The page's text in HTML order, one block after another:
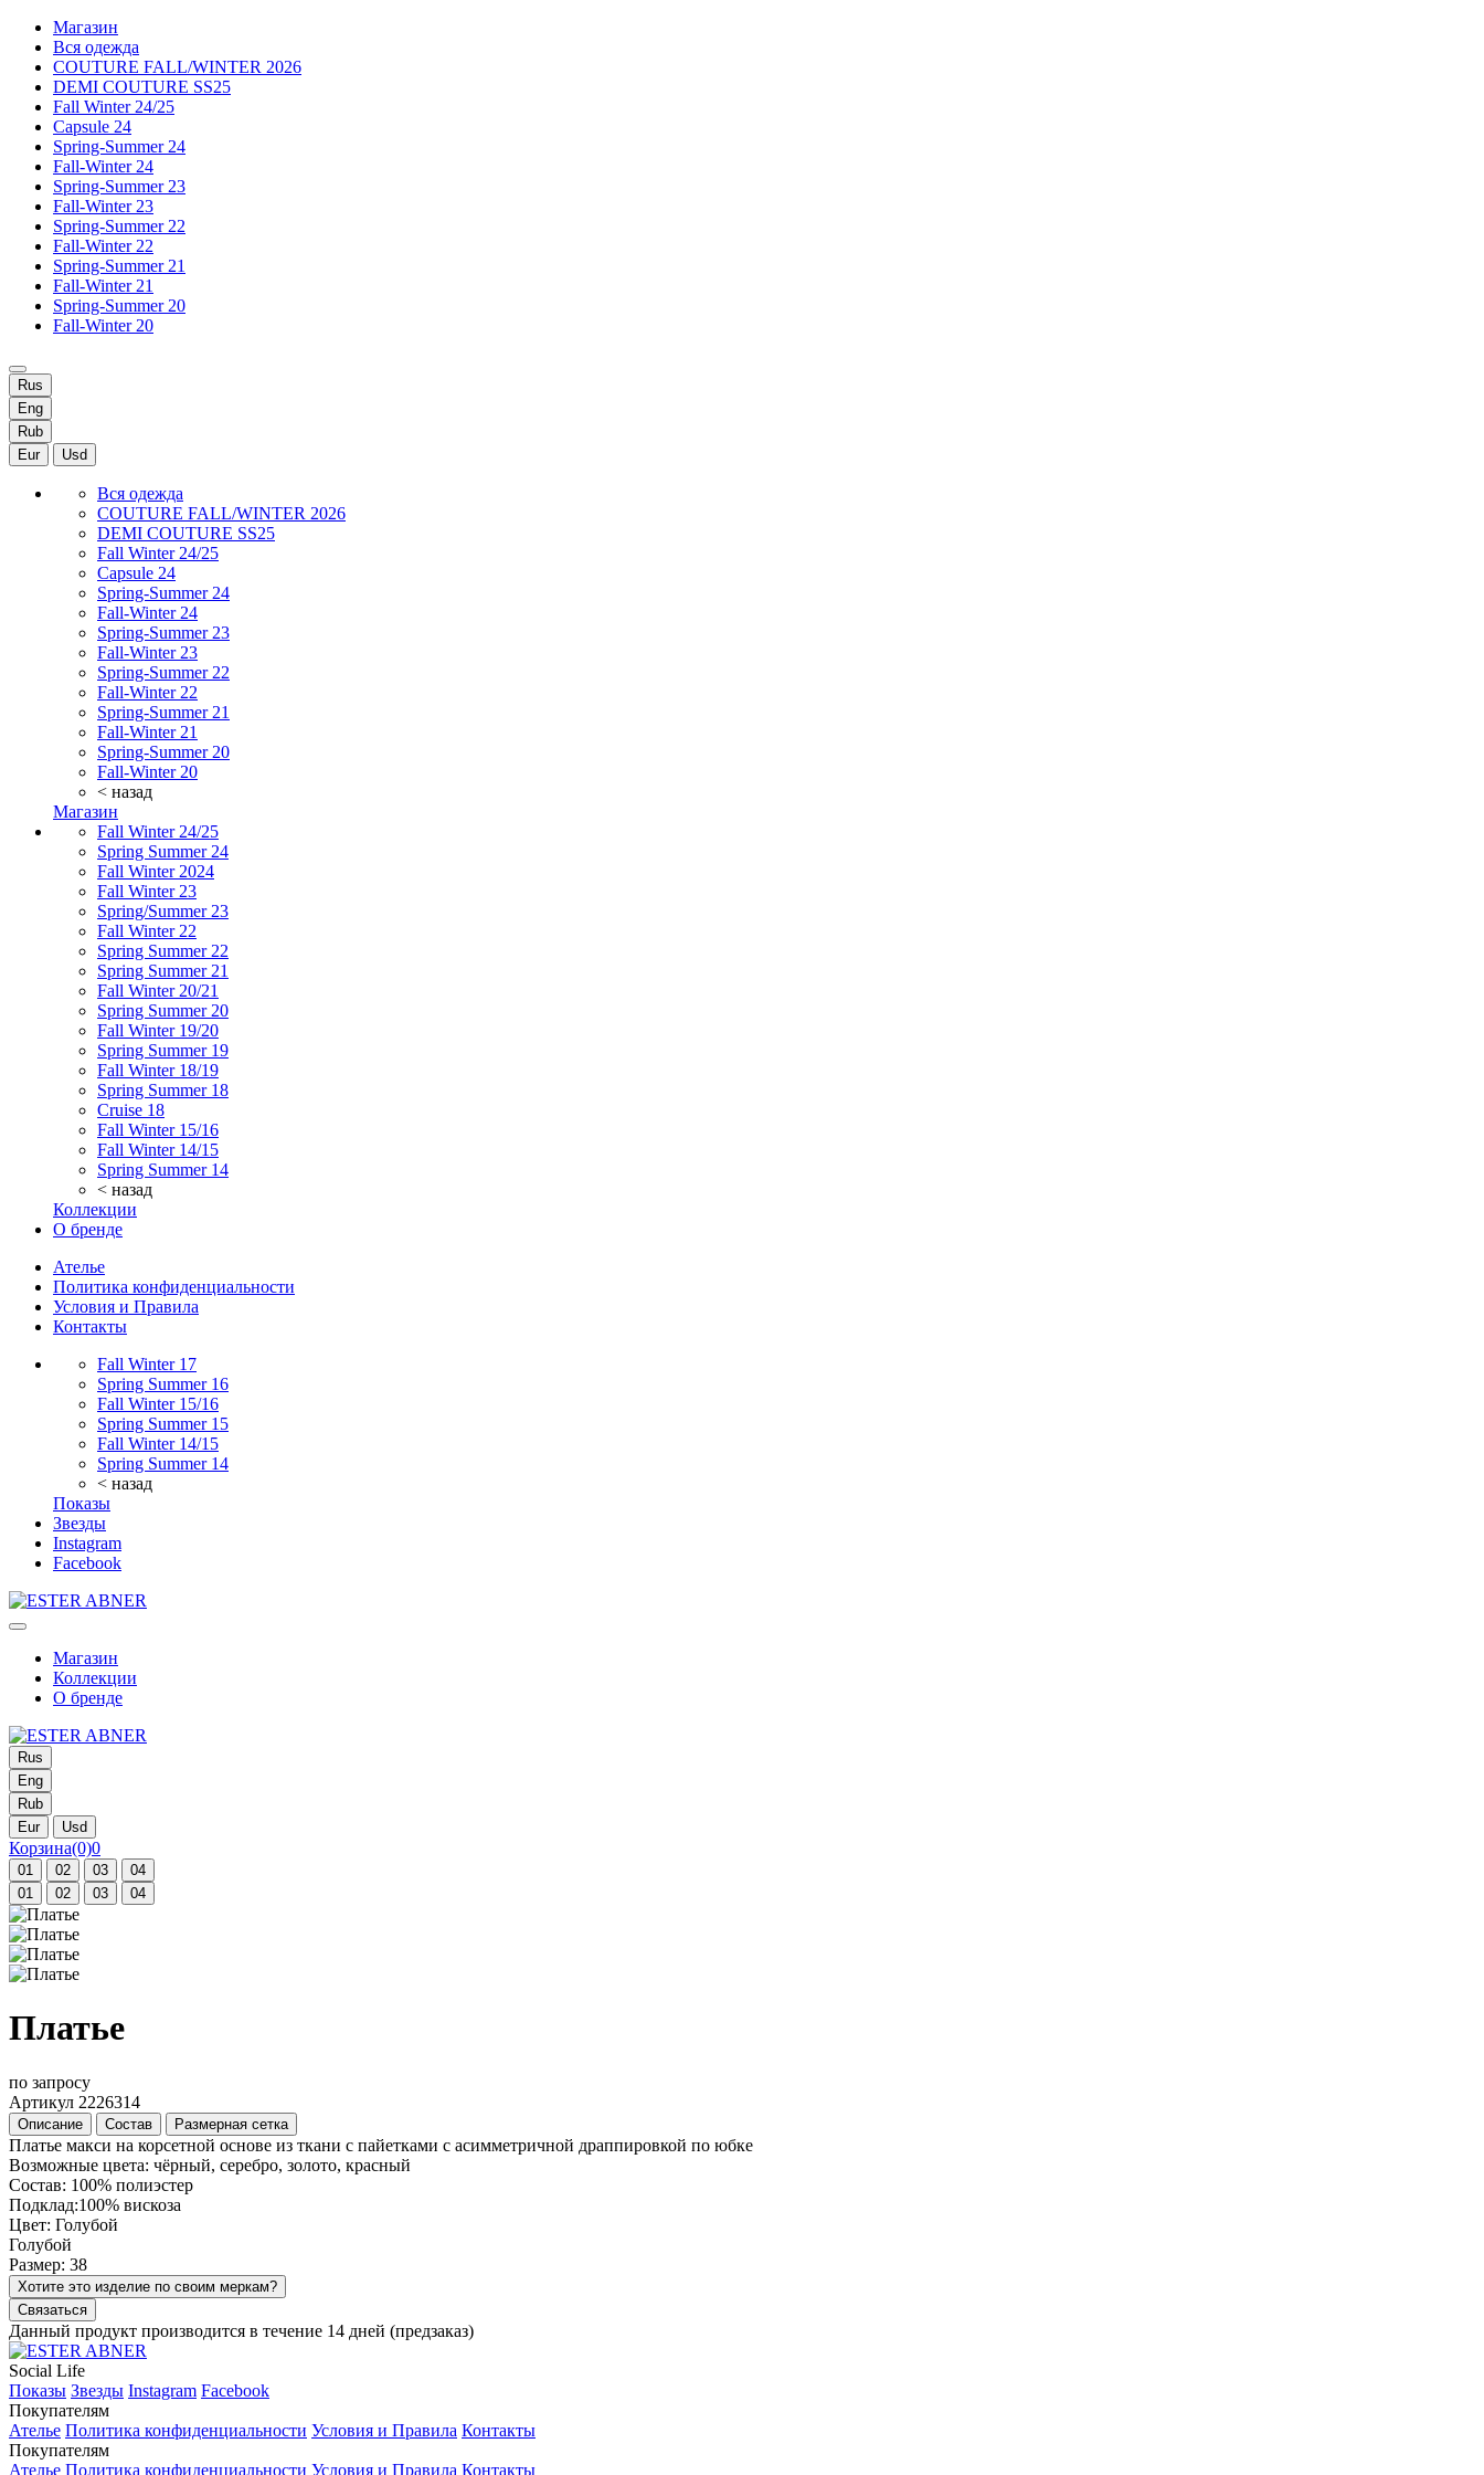
Магазин
Вся одежда
COUTURE FALL/WINTER 2026
DEMI COUTURE SS25
Fall Winter 24/25
Capsule 24
Spring-Summer 24
Fall-Winter 24
Spring-Summer 23
Fall-Winter 23
Spring-Summer 22
Fall-Winter 22
Spring-Summer 21
Fall-Winter 21
Spring-Summer 20
Fall-Winter 20
Rus
Eng
Rub
Eur
Usd
Вся одежда
COUTURE FALL/WINTER 2026
DEMI COUTURE SS25
Fall Winter 24/25
Capsule 24
Spring-Summer 24
Fall-Winter 24
Spring-Summer 23
Fall-Winter 23
Spring-Summer 22
Fall-Winter 22
Spring-Summer 21
Fall-Winter 21
Spring-Summer 20
Fall-Winter 20
< назад
Магазин
Fall Winter 24/25
Spring Summer 24
Fall Winter 2024
Fall Winter 23
Spring/Summer 23
Fall Winter 22
Spring Summer 22
Spring Summer 21
Fall Winter 20/21
Spring Summer 20
Fall Winter 19/20
Spring Summer 19
Fall Winter 18/19
Spring Summer 18
Cruise 18
Fall Winter 15/16
Fall Winter 14/15
Spring Summer 14
< назад
Коллекции
О бренде
Ателье
Политика конфиденциальности
Условия и Правила
Контакты
Fall Winter 17
Spring Summer 16
Fall Winter 15/16
Spring Summer 15
Fall Winter 14/15
Spring Summer 14
< назад
Показы
Звезды
Instagram
Facebook
Магазин
Коллекции
О бренде
Rus
Eng
Rub
Eur
Usd
Корзина(0)0
01 02 03
04
01
02 03 04
Платье
по запросу
Артикул 2226314
Описание Состав Размерная сетка
Платье макси на корсетной основе из ткани с пайетками с асимметричной драппировкой по юбке
Возможные цвета: чёрный, серебро, золото, красный
Состав: 100% полиэстер
Подклад:100% вискоза
Цвет: Голубой
Голубой
Размер: 38
Хотите это изделие по своим меркам?
Связаться
Данный продукт производится в течение 14 дней (предзаказ)
Social Life
Показы Звезды Instagram Facebook
Покупателям
Ателье Политика конфиденциальности Условия и Правила Контакты
Покупателям
Ателье Политика конфиденциальности Условия и Правила Контакты